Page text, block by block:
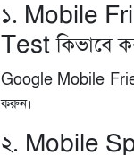
১. Mobile
Test কিভাবে
Google Mobile
করুন।
২. Mobile